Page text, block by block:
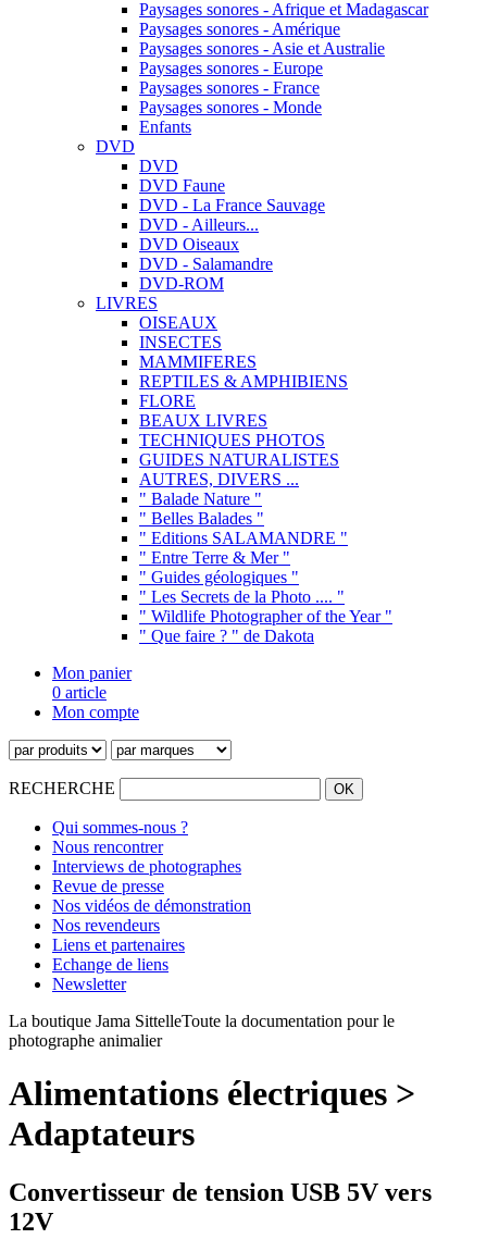
Paysages sonores - Afrique et Madagascar
Paysages sonores - Amérique
Paysages sonores - Asie et Australie
Paysages sonores - Europe
Paysages sonores - France
Paysages sonores - Monde
Enfants
DVD
DVD
DVD Faune
DVD - La France Sauvage
DVD - Ailleurs...
DVD Oiseaux
DVD - Salamandre
DVD-ROM
LIVRES
OISEAUX
INSECTES
MAMMIFERES
REPTILES & AMPHIBIENS
FLORE
BEAUX LIVRES
TECHNIQUES PHOTOS
GUIDES NATURALISTES
AUTRES, DIVERS ...
" Balade Nature "
" Belles Balades "
" Editions SALAMANDRE "
" Entre Terre & Mer "
" Guides géologiques "
" Les Secrets de la Photo .... "
" Wildlife Photographer of the Year "
" Que faire ? " de Dakota
Mon panier
0 article
Mon compte
RECHERCHE
Qui sommes-nous ?
Nous rencontrer
Interviews de photographes
Revue de presse
Nos vidéos de démonstration
Nos revendeurs
Liens et partenaires
Echange de liens
Newsletter
La boutique Jama SittelleToute la documentation pour le
photographe animalier
Alimentations électriques >
Adaptateurs
Convertisseur de tension USB 5V vers
12V